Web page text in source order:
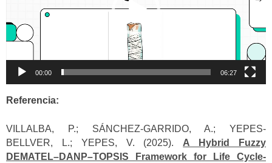
00:00 06:27
Referencia:
VILLALBA, P.; SÁNCHEZ-GARRIDO, A.; YEPES-
BELLVER, L.; YEPES, V. (2025). A Hybrid Fuzzy
DEMATEL–DANP–TOPSIS Framework for Life Cycle-